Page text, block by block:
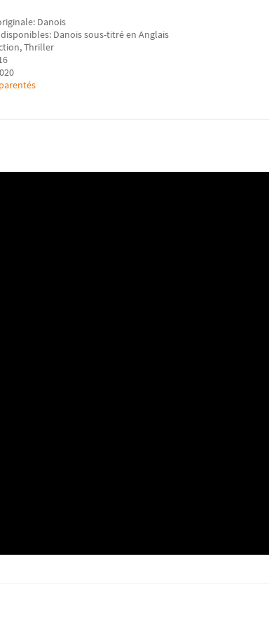
Danois
Danois sous-titré en Anglais
Thriller